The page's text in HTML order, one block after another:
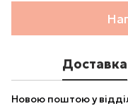
Доставка
Новою поштою у